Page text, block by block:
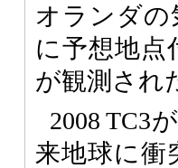
オランダの
に予想地点
が観測され
2008 TC3
来地球に衝